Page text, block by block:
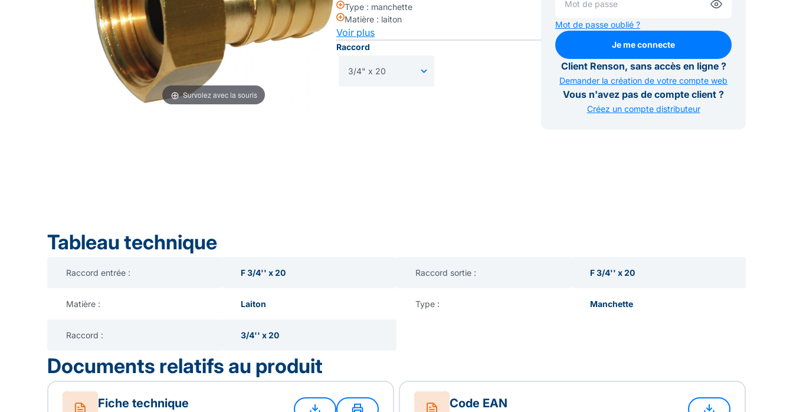
Survolez avec la souris
Type : manchette
Matière : laiton
Voir plus
Raccord
Mot de passe oublié ?
Je me connecte
Client Renson, sans accès en ligne ?
Demander la création de votre compte web
Vous n'avez pas de compte client ?
Créez un compte distributeur
Tableau technique
Raccord entrée : F 3/4'' x 20 Raccord sortie : F 3/4'' x 20
Matière : Laiton Type : Manchette
Raccord : 3/4'' x 20
Documents relatifs au produit
Fiche technique Code EAN